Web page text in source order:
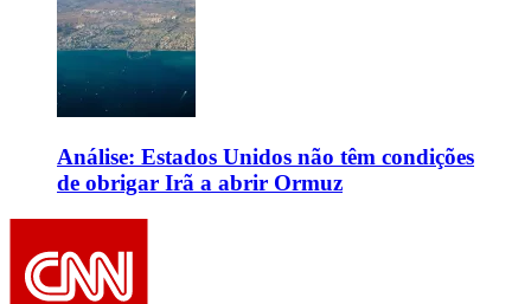
Análise: Estados Unidos não têm condições
de obrigar Irã a abrir Ormuz